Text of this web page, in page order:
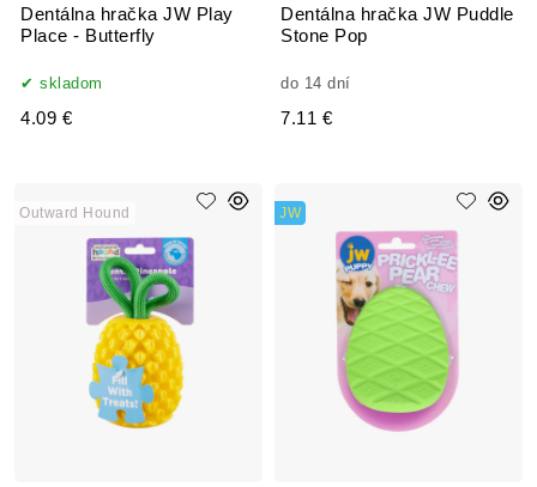
Dentálna hračka JW Play
Place - Butterfly
skladom
4.09 €
Dentálna hračka JW Puddle
Stone Pop
do 14 dní
7.11 €
Outward Hound JW